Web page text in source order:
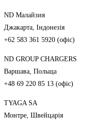
ND Малайзия
Джакарта, Індонезія
+62 583 361 5920 (офіс)
ND GROUP CHARGERS
Варшава, Польща
+48 69 220 85 13 (офіс)
TYAGA SA
Монтре, Швейцарія